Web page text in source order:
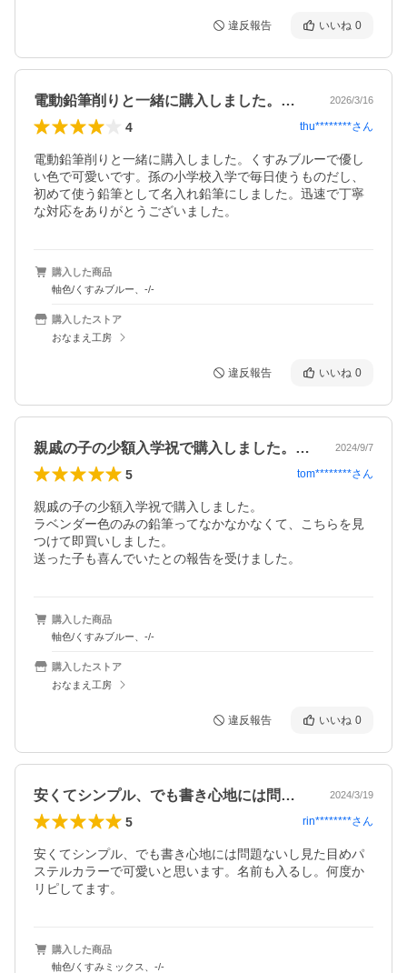
違反報告 いいね 0
電動鉛筆削りと一緒に購入しました。くす… 2026/3/16
4 thu********さん
電動鉛筆削りと一緒に購入しました。くすみブルーで優し
い色で可愛いです。孫の小学校入学で毎日使うものだし、
初めて使う鉛筆として名入れ鉛筆にしました。迅速で丁寧
な対応をありがとうございました。
購入した商品
軸色/くすみブルー、-/-
購入したストア
おなまえ工房
違反報告 いいね 0
親戚の子の少額入学祝で購入しました。ラ… 2024/9/7
5 tom********さん
親戚の子の少額入学祝で購入しました。
ラベンダー色のみの鉛筆ってなかなかなくて、こちらを見
つけて即買いしました。
送った子も喜んでいたとの報告を受けました。
購入した商品
軸色/くすみブルー、-/-
購入したストア
おなまえ工房
違反報告 いいね 0
安くてシンプル、でも書き心地には問題な… 2024/3/19
5 rin********さん
安くてシンプル、でも書き心地には問題ないし見た目めパ
ステルカラーで可愛いと思います。名前も入るし。何度か
リピしてます。
購入した商品
軸色/くすみミックス、-/-